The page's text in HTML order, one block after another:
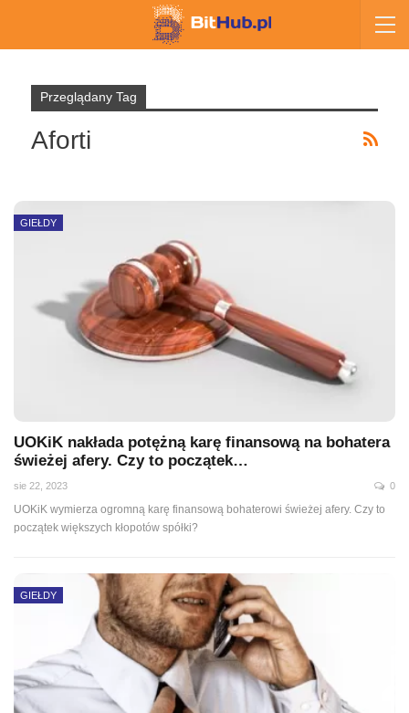
Przeglądany Tag
Aforti
GIEŁDY
UOKiK nakłada potężną karę finansową na bohatera
świeżej afery. Czy to początek…
sie 22, 2023 0
UOKiK wymierza ogromną karę finansową bohaterowi świeżej afery. Czy to
początek większych kłopotów spółki?
GIEŁDY